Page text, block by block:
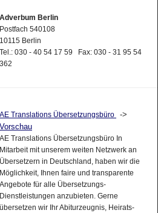
Adverbum Berlin
Postfach 540108
10115 Berlin
Tel.: 030 - 40 54 17 59 Fax: 030 - 31 95 54
362
AE Translations Übersetzungsbüro
->
Vorschau
AE Translations Übersetzungsbüro In
Mitarbeit mit unserem weiten Netzwerk an
Übersetzern in Deutschland, haben wir die
Möglichkeit, Ihnen faire und transparente
Angebote für alle Übersetzungs-
Dienstleistungen anzubieten. Gerne
übersetzen wir Ihr Abiturzeugnis, Heirats-